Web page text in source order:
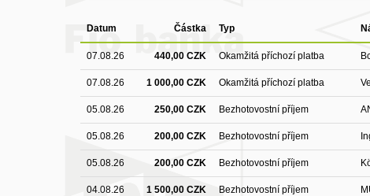
Datum Částka Typ
07.08.26 440,00 CZK Okamžitá příchozí platba
07.08.26 1 000,00 CZK Okamžitá příchozí platba
05.08.26 250,00 CZK Bezhotovostní příjem
05.08.26 200,00 CZK Bezhotovostní příjem
05.08.26 200,00 CZK Bezhotovostní příjem
04.08.26 1 500,00 CZK Bezhotovostní příjem